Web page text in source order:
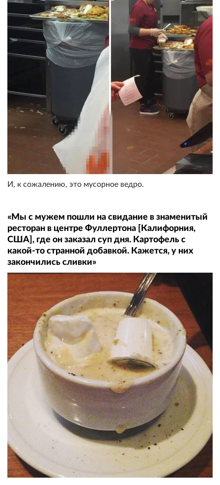
И, к сожалению, это мусорное ведро.
«Мы с мужем пошли на свидание в знаменитый
ресторан в центре Фуллертона [Калифорния,
США], где он заказал суп дня. Картофель с
какой-то странной добавкой. Кажется, у них
закончились сливки»